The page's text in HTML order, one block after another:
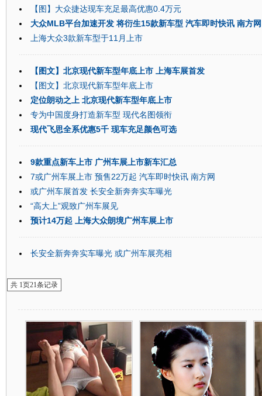
【图】大众捷达现车充足最高优惠0.4万元
大众MLB平台加速开发 将衍生15款新车型 汽车即时快讯 南方网
上海大众3款新车型于11月上市
【图文】北京现代新车型年底上市 上海车展首发
【图文】北京现代新车型年底上市
定位朗动之上 北京现代新车型年底上市
专为中国度身打造新车型 现代名图领衔
现代飞思全系优惠5千 现车充足颜色可选
9款重点新车上市 广州车展上市新车汇总
7或广州车展上市 预售22万起 汽车即时快讯 南方网
或广州车展首发 长安全新奔奔实车曝光
“高大上”观致广州车展见
预计14万起 上海大众朗境广州车展上市
长安全新奔奔实车曝光 或广州车展亮相
共 1页21条记录